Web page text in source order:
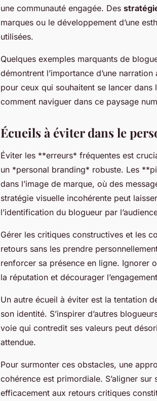
une communauté engagée. Des
marques ou le développement d’une
utilisées.
Quelques exemples marquants de
démontrent l’importance d’une
pour ceux qui souhaitent se lancer
comment naviguer dans ce paysage
Écueils à éviter dans le
Éviter les **erreurs* fréquentes est
un *personal branding* robuste. Les
dans l’image de marque, où des
stratégie visuelle incohérente peut
l’identification du blogueur par
Gérer les critiques constructives et les
retours sans les prendre
renforcer sa présence en ligne. Ignorer
la réputation et décourager
Un autre écueil à éviter est la tentation
son identité. S’inspirer d’autres
voie qui contredit ses valeurs peut
attendue.
Pour surmonter ces obstacles, une
cohérence est primordiale. S’aligner
efficacement aux retours critiques